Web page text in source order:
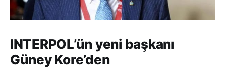
INTERPOL’ün yeni başkanı
Güney Kore’den